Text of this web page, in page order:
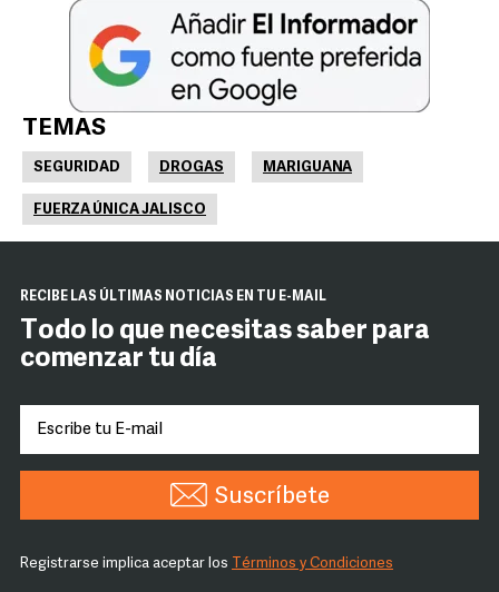
TEMAS
SEGURIDAD DROGAS MARIGUANA
FUERZA ÚNICA JALISCO
RECIBE LAS ÚLTIMAS NOTICIAS EN TU E-MAIL
Todo lo que necesitas saber para
comenzar tu día
Suscríbete
Registrarse implica aceptar los Términos y Condiciones